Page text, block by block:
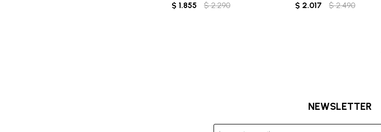
$ 1.855 $ 2.290 $ 2.017 $ 2.490
NEWSLETTER